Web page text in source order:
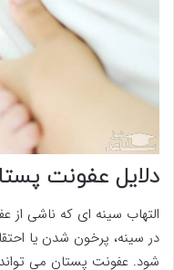
دلایل عفونت
التهاب سینه ای که ناشی
در سینه، پرخون شدن یا
شود. عفونت پستان می